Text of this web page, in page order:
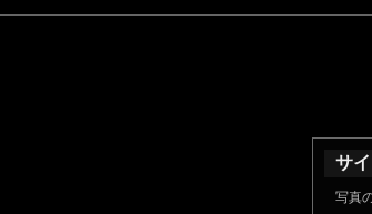
サ
写真